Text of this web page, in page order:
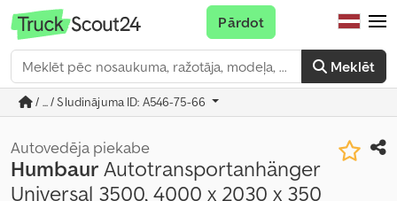
Meklēt
Pārdot
/ ... / Sludinājuma ID: A546-75-66
Autovedēja piekabe
HumbaurAutotransportanhänger
Universal 3500, 4000 x 2030 x 350